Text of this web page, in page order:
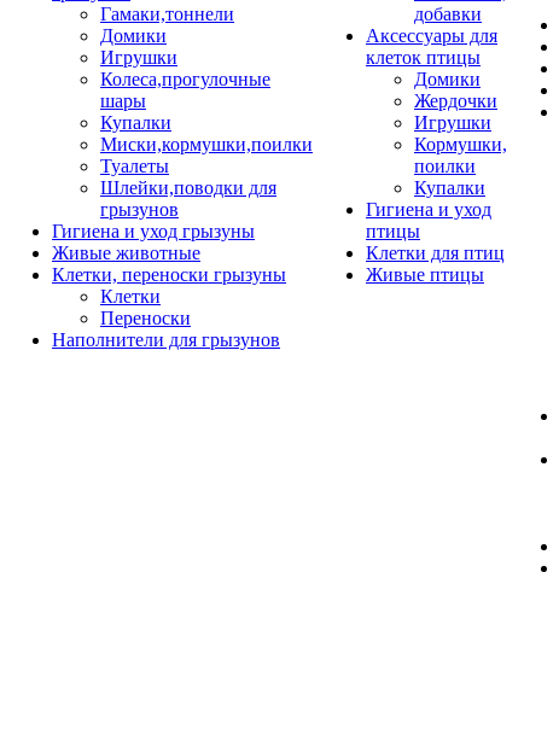
Гамаки,тоннели
Домики
Игрушки
Колеса,прогулочные
шары
Купалки
Миски,кормушки,поилки
Туалеты
Шлейки,поводки для
грызунов
Гигиена и уход грызуны
Живые животные
Клетки, переноски грызуны
Клетки
Переноски
Наполнители для грызунов
добавки
Аксессуары для
клеток птицы
Домики
Жердочки
Игрушки
Кормушки,
поилки
Купалки
Гигиена и уход
птицы
Клетки для птиц
Живые птицы